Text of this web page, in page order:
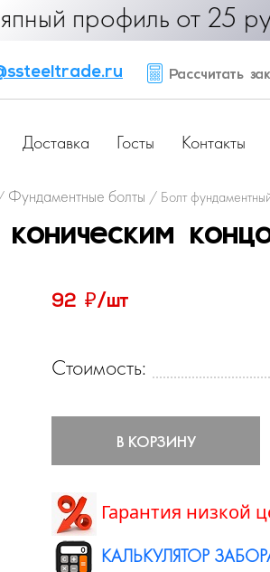
от 25 руб. за
Рассчитать
Доставка Госты Контакты
Фундаментные болты / Болт
92 ₽/шт
Стоимость:
В КОРЗИНУ
Гарантия низкой
КАЛЬКУЛЯТОР